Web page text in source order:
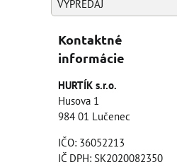
VÝPREDAJ
Kontaktné
informácie
HURTÍK s.r.o.
Husova 1
984 01 Lučenec
IČO: 36052213
IČ DPH: SK2020082350